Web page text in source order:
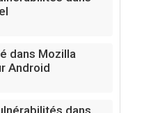
dans Mozilla
Android
dans